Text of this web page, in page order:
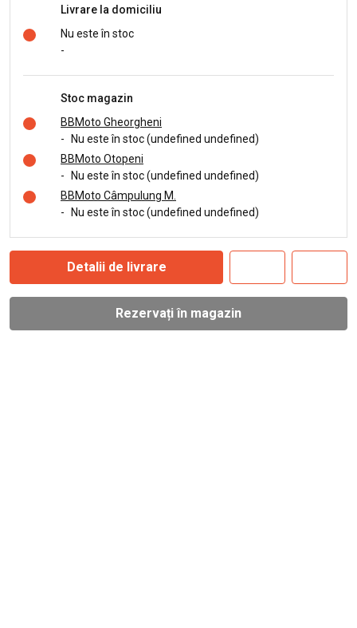
Livrare la domiciliu
Nu este în stoc
-
Stoc magazin
BBMoto Gheorgheni
-
Nu este în stoc (undefined undefined)
BBMoto Otopeni
-
Nu este în stoc (undefined undefined)
BBMoto Câmpulung M.
-
Nu este în stoc (undefined undefined)
Detalii de livrare
Rezervați în magazin